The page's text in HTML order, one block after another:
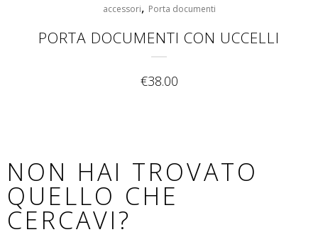
accessori, Porta documenti
PORTA DOCUMENTI CON UCCELLI
€38.00
NON HAI TROVATO
QUELLO CHE
CERCAVI?